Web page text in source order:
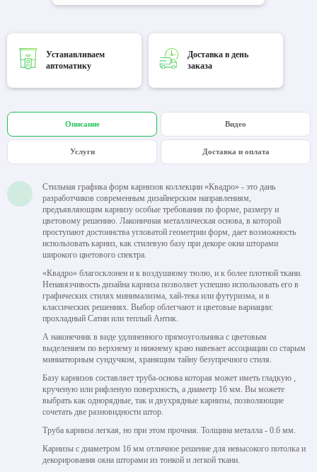
Устанавливаем
автоматику
Доставка в день
заказа
Описание Видео
Услуги Доставка и оплата
Стильная графика форм карнизов коллекции «Квадро» - это дань
разработчиков современным дизайнерским направлениям,
предъявляющим карнизу особые требования по форме, размеру и
цветовому решению. Лаконичная металлическая основа, в которой
проступают достоинства угловатой геометрии форм, дает возможность
использовать карниз, как стилевую базу при декоре окна шторами
широкого цветового спектра.
«Квадро» благосклонен и к воздушному тюлю, и к более плотной ткани.
Ненавязчивость дизайна карниза позволяет успешно использовать его в
графических стилях минимализма, хай-тека или футуризма, и в
классических решениях. Выбор облегчают и цветовые вариации:
прохладный Сатин или теплый Антик.
А наконечник в виде удлиненного прямоугольника с цветовым
выделением по верхнему и нижнему краю навевает ассоциации со старым
миниатюрным сундучком, хранящим тайну безупречного стиля.
Базу карнизов составляет труба-основа которая может иметь гладкую ,
крученую или рифленую поверхность, а диаметр 16 мм. Вы можете
выбрать как однорядные, так и двухрядные карнизы, позволяющие
сочетать две разновидности штор.
Труба карниза легкая, но при этом прочная. Толщина металла - 0.6 мм.
Карнизы с диаметром 16 мм отличное решение для невысокого потолка и
декорирования окна шторами из тонкой и легкой ткани.